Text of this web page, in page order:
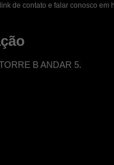
de contato e falar conosco
B ANDAR 5.